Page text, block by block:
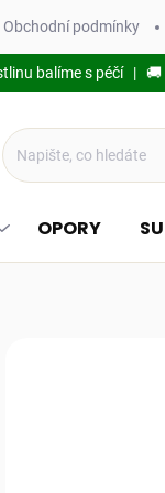
Obchodní podmínky
balíme s péčí |
OPORY